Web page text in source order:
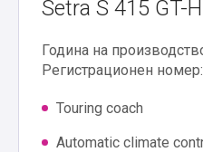
Setra S 415 GT-
Година на
Регистрационен номер:
Touring coach
Automatic climate